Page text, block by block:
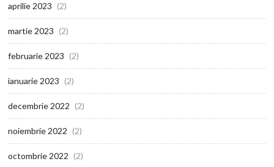
aprilie 2023 (2)
martie 2023 (2)
februarie 2023 (2)
ianuarie 2023 (2)
decembrie 2022 (2)
noiembrie 2022 (2)
octombrie 2022 (2)